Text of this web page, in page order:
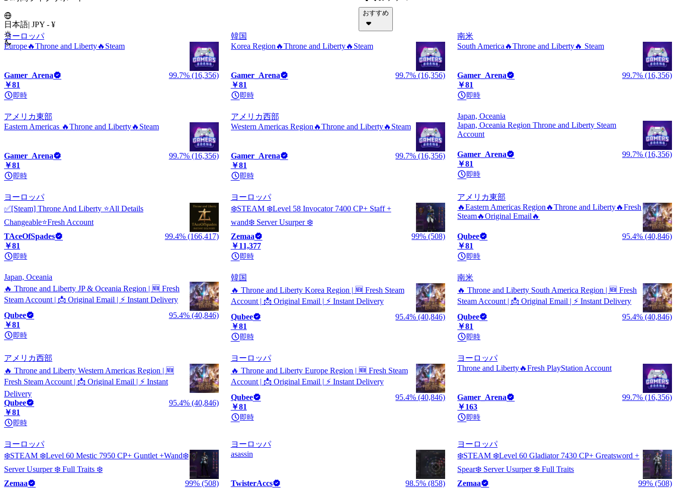
日本語| JPY - ¥
おすすめ
ヨーロッパ
Europe🔥Throne and Liberty🔥Steam
Gamer_Arena
99.7% (16,356)
￥81
即時
韓国
Korea Region🔥Throne and Liberty🔥Steam
Gamer_Arena
99.7% (16,356)
￥81
即時
南米
South America🔥Throne and Liberty🔥 Steam
Gamer_Arena
99.7% (16,356)
￥81
即時
アメリカ東部
Eastern Americas 🔥Throne and Liberty🔥Steam
Gamer_Arena
99.7% (16,356)
￥81
即時
アメリカ西部
Western Americas Region🔥Throne and Liberty🔥Steam
Gamer_Arena
99.7% (16,356)
￥81
即時
Japan, Oceania
Japan, Oceania Region Throne and Liberty Steam
Account
Gamer_Arena
99.7% (16,356)
￥81
即時
ヨーロッパ
✅[Steam] Throne And Liberty ⭐All Details
Changeable⭐Fresh Account
TAceOfSpades
99.4% (166,417)
￥81
即時
ヨーロッパ
❄️STEAM ❄️Level 58 Invocator 7400 CP+ Staff +
wand❄️ Server Usurper ❄️
Zemaa
99% (508)
￥11,377
即時
アメリカ東部
🔥Eastern Americas Region🔥Throne and Liberty🔥Fresh
Steam🔥Original Email🔥
Qubee
95.4% (40,846)
￥81
即時
Japan, Oceania
🔥 Throne and Liberty JP & Oceania Region | 🆕 Fresh
Steam Account | 📩 Original Email | ⚡ Instant Delivery
Qubee
95.4% (40,846)
￥81
即時
韓国
🔥 Throne and Liberty Korea Region | 🆕 Fresh Steam
Account | 📩 Original Email | ⚡ Instant Delivery
Qubee
95.4% (40,846)
￥81
即時
南米
🔥 Throne and Liberty South America Region | 🆕 Fresh
Steam Account | 📩 Original Email | ⚡ Instant Delivery
Qubee
95.4% (40,846)
￥81
即時
アメリカ西部
🔥 Throne and Liberty Western Americas Region | 🆕
Fresh Steam Account | 📩 Original Email | ⚡ Instant
Delivery
Qubee
95.4% (40,846)
￥81
即時
ヨーロッパ
🔥 Throne and Liberty Europe Region | 🆕 Fresh Steam
Account | 📩 Original Email | ⚡ Instant Delivery
Qubee
95.4% (40,846)
￥81
即時
ヨーロッパ
Throne and Liberty🔥Fresh PlayStation Account
Gamer_Arena
99.7% (16,356)
￥163
即時
ヨーロッパ
❄️STEAM ❄️Level 60 Mestic 7950 CP+ Guntlet +Wand❄️
Server Usurper ❄️ Full Traits ❄️
Zemaa
99% (508)
ヨーロッパ
asassin
TwisterAccs
98.5% (858)
ヨーロッパ
❄️STEAM ❄️Level 60 Gladiator 7430 CP+ Greatsword +
Spear❄️ Server Usurper ❄️ Full Traits
Zemaa
99% (508)